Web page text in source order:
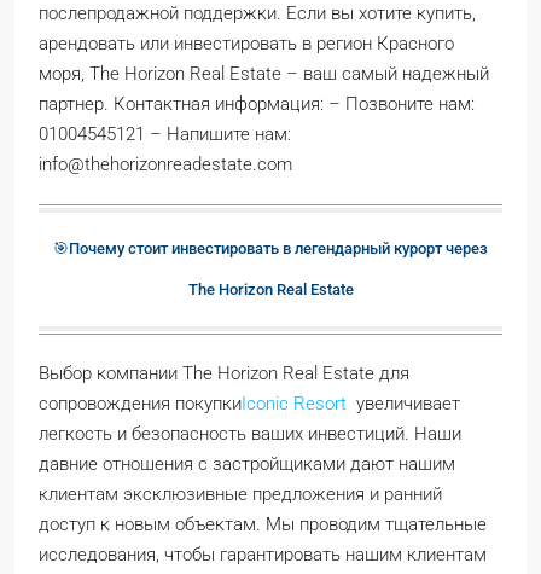
послепродажной поддержки. Если вы хотите купить,
арендовать или инвестировать в регион Красного
моря, The Horizon Real Estate – ваш самый надежный
партнер. Контактная информация: – Позвоните нам:
01004545121 – Напишите нам:
info@thehorizonreadestate.com
🎯Почему стоит инвестировать в легендарный курорт через
The Horizon Real Estate
Выбор компании The Horizon Real Estate для
сопровождения покупкиIconic Resort увеличивает
легкость и безопасность ваших инвестиций. Наши
давние отношения с застройщиками дают нашим
клиентам эксклюзивные предложения и ранний
доступ к новым объектам. Мы проводим тщательные
исследования, чтобы гарантировать нашим клиентам